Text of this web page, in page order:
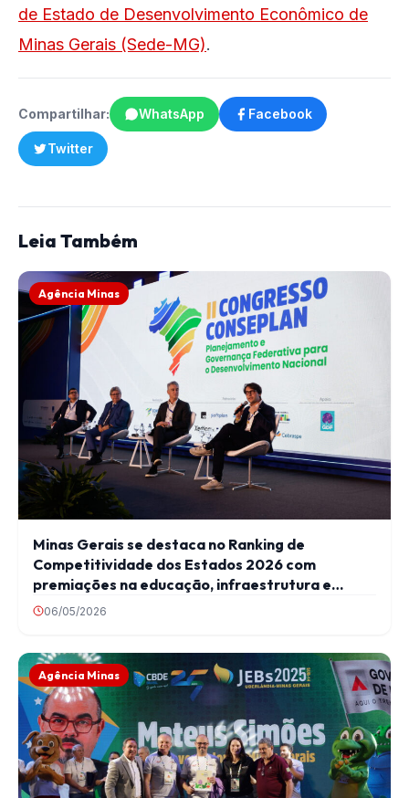
de Estado de Desenvolvimento Econômico de
Minas Gerais (Sede-MG).
Compartilhar: WhatsApp Facebook
Twitter
Leia Também
Agência Minas
Minas Gerais se destaca no Ranking de
Competitividade dos Estados 2026 com
premiações na educação, infraestrutura e
solidez fiscal
06/05/2026
Agência Minas